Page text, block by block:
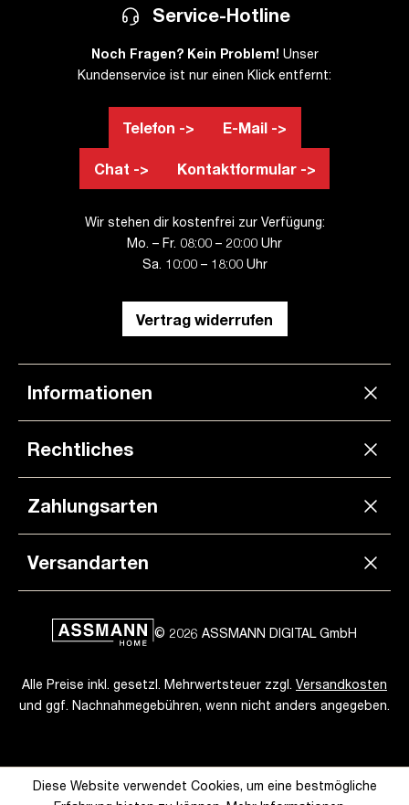
Service-Hotline
Noch Fragen? Kein Problem! Unser
Kundenservice ist nur einen Klick entfernt:
Telefon -> E-Mail ->
Chat -> Kontaktformular ->
Wir stehen dir kostenfrei zur Verfügung:
Mo. – Fr. 08:00 – 20:00 Uhr
Sa. 10:00 – 18:00 Uhr
Vertrag widerrufen
Informationen
Rechtliches
Zahlungsarten
Versandarten
© 2026 ASSMANN DIGITAL GmbH
Alle Preise inkl. gesetzl. Mehrwertsteuer zzgl. Versandkosten
und ggf. Nachnahmegebühren, wenn nicht anders angegeben.
Diese Website verwendet Cookies, um eine bestmögliche